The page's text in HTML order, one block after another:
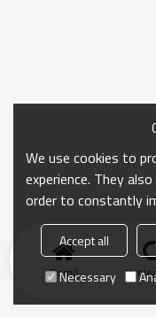
Domů
We use cookies to
experience. They
order to constantly
Accept all
Necessary